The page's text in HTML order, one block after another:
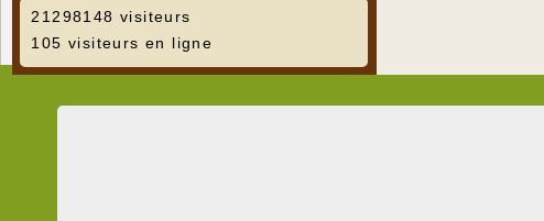
21298148 visiteurs
105 visiteurs en ligne